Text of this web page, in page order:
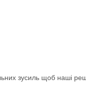
зусиль щоб наші